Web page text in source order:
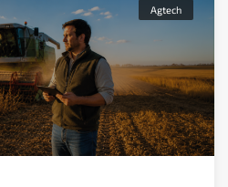
Agtech